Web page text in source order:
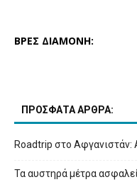
ΒΡΕΣ ΔΙΑΜΟΝΗ:
ΠΡΟΣΦΑΤΑ ΑΡΘΡΑ:
Roadtrip στο
Τα αυστηρά μέτρα